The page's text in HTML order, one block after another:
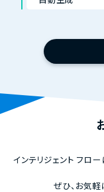
インテリジェント フロ
ぜひ、お気軽